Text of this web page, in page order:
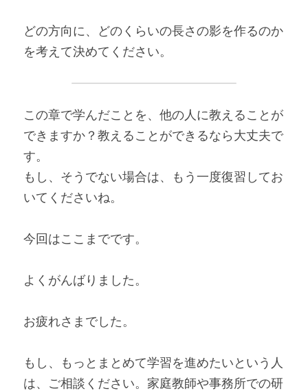
どの方向に、どのくらいの長さの影を作るのか
を考えて決めてください。
この章で学んだことを、他の人に教えることが
できますか？教えることができるなら大丈夫で
す。
もし、そうでない場合は、もう一度復習してお
いてくださいね。
今回はここまでです。
よくがんばりました。
お疲れさまでした。
もし、もっとまとめて学習を進めたいという人
は、ご相談ください。家庭教師や事務所での研